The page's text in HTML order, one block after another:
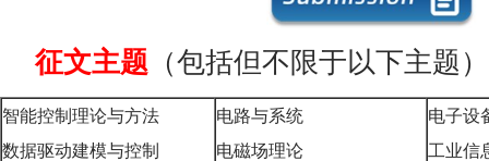
征文主题 （包括但不限于以下主题）
智能控制理论与方法
数据驱动建模与控制
电路与系统
电磁场理论
电子设
工业信